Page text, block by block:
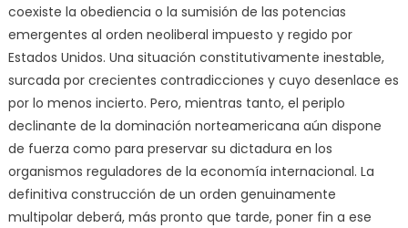
coexiste la obediencia o la sumisión de las potencias
emergentes al orden neoliberal impuesto y regido por
Estados Unidos. Una situación constitutivamente inestable,
surcada por crecientes contradicciones y cuyo desenlace es
por lo menos incierto. Pero, mientras tanto, el periplo
declinante de la dominación norteamericana aún dispone
de fuerza como para preservar su dictadura en los
organismos reguladores de la economía internacional. La
definitiva construcción de un orden genuinamente
multipolar deberá, más pronto que tarde, poner fin a ese